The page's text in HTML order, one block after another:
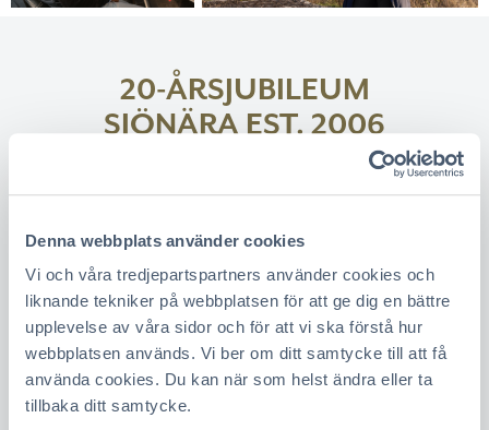
Denna webbplats använder cookies
Vi och våra tredjepartspartners använder cookies och
liknande tekniker på webbplatsen för att ge dig en bättre
upplevelse av våra sidor och för att vi ska förstå hur
webbplatsen används. Vi ber om ditt samtycke till att få
använda cookies. Du kan när som helst ändra eller ta
tillbaka ditt samtycke.
20-ÅRSJUBILEUM
SJÖNÄRA EST. 2006
Sedan 2006har vi sålt villor, fritidshus, tomter,
de harnära till vattnet. Vi arbetar bara med dessa
typer av försäljningar och har genom åren byggt upp
en samladkunskapocherfarenhet av att sälja
sjönärahem som är unik på marknaden.